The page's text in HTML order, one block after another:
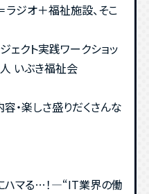
ラジオ＋福祉施設、そこ
クト実践ワークショッ
いぶき福祉会
・楽しさ盛りだくさんな
ハマる…！―“IT業界の働